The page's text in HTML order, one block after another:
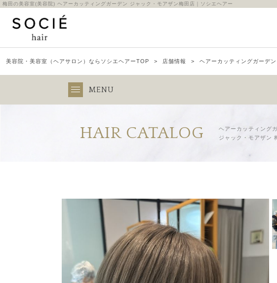
梅田の美容室(美容院) ヘアーカッティングガーデン ジャック・モアザン梅田店｜ソシエヘアー
美容院・美容室（ヘアサロン）ならソシエヘアーTOP 店舗情報 ヘアーカッティングガーデ
MENU
HAIR CATALOG
ヘアーカッティング
ジャック・モアザン